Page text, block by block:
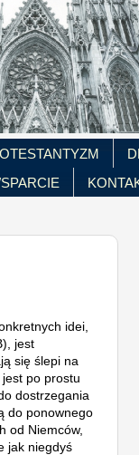
idei,
jest
się ślepi na
po prostu
dostrzegania
do ponownego
od Niemców,
jak niegdyś